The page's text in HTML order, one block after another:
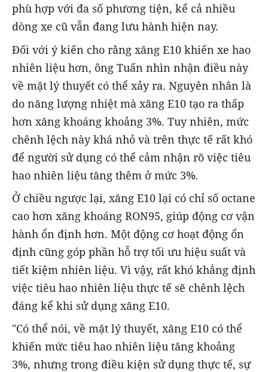
phù hợp với đa số phương tiện, kể cả nhiều
dòng xe cũ vẫn đang lưu hành hiện nay.
Đối với ý kiến cho rằng xăng E10 khiến xe hao
nhiên liệu hơn, ông Tuấn nhìn nhận điều này
về mặt lý thuyết có thể xảy ra. Nguyên nhân là
do năng lượng nhiệt mà xăng E10 tạo ra thấp
hơn xăng khoáng khoảng 3%. Tuy nhiên, mức
chênh lệch này khá nhỏ và trên thực tế rất khó
để người sử dụng có thể cảm nhận rõ việc tiêu
hao nhiên liệu tăng thêm ở mức 3%.
Ở chiều ngược lại, xăng E10 lại có chỉ số octane
cao hơn xăng khoáng RON95, giúp động cơ vận
hành ổn định hơn. Một động cơ hoạt động ổn
định cũng góp phần hỗ trợ tối ưu hiệu suất và
tiết kiệm nhiên liệu. Vì vậy, rất khó khẳng định
việc tiêu hao nhiên liệu thực tế sẽ chênh lệch
đáng kể khi sử dụng xăng E10.
"Có thể nói, về mặt lý thuyết, xăng E10 có thể
khiến mức tiêu hao nhiên liệu tăng khoảng
3%, nhưng trong điều kiện sử dụng thực tế, sự